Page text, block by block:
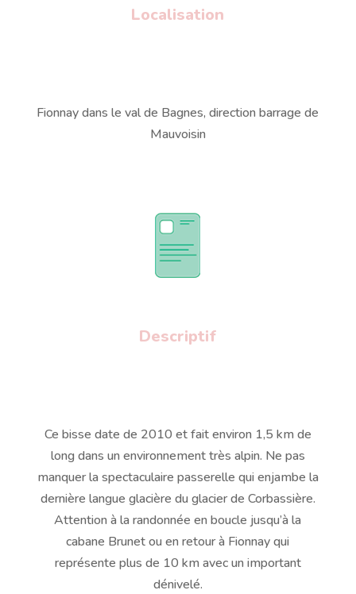
Localisation
Fionnay dans le val de Bagnes, direction barrage de
Mauvoisin
Descriptif
Ce bisse date de 2010 et fait environ 1,5 km de
long dans un environnement très alpin. Ne pas
manquer la spectaculaire passerelle qui enjambe la
dernière langue glacière du glacier de Corbassière.
Attention à la randonnée en boucle jusqu’à la
cabane Brunet ou en retour à Fionnay qui
représente plus de 10 km avec un important
dénivelé.